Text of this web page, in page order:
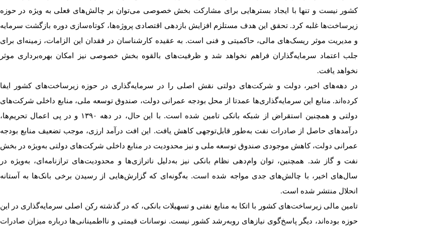
کشور نیست و تنها با ایجاد بسترهایی برای مشارکت بخش خصوصی می‌توان بر چالش‌های فعلی به ویژه در حوزه
زیرساخت‌ها غلبه کرد. تحقق این هدف مستلزم افزایش بازدهی اقتصادی پروژه‌ها، کوتاه‌سازی دوره بازگشت سرمایه
و مدیریت موثر ریسک‌های مالی، حاکمیتی و فنی است. به عقیده کارشناسان در فقدان این الزامات، زمینه‌ای برای
جلب اعتماد سرمایه‌گذاران فراهم نخواهد شد و ظرفیت‌های بالقوه بخش خصوصی نیز امکان بهره‌برداری موثر
نخواهد یافت.
در دهه‌های اخیر، دولت و شرکت‌های دولتی نقش اصلی را در سرمایه‌گذاری در حوزه زیرساخت‌های کشور ایفا
کرده‌اند. منابع این سرمایه‌گذاری‌ها عمدتا از محل بودجه عمرانی دولت، صندوق توسعه ملی، منابع داخلی شرکت‌های
دولتی و همچنین استقراض از شبکه بانکی تامین شده است. با این حال، در دهه
۱۳۹۰ و در پی اعمال تحریم‌ها،
درآمدهای حاصل از صادرات نفت به‌طور قابل‌توجهی کاهش یافت. این افت درآمد ارزی، موجب تضعیف منابع بودجه
عمرانی دولت، کاهش موجودی صندوق توسعه ملی و نیز محدودیت در منابع داخلی شرکت‌های دولتی به‌ویژه در بخش
نفت و گاز شد. همچنین، توان وام‌دهی نظام بانکی نیز به‌دلیل ناترازی‌ها و محدودیت‌های ترازنامه‌ای، به‌ویژه در
سال‌های اخیر، با چالش‌های جدی مواجه شده است. به‌گونه‌ای که گزارش‌هایی از رسیدن برخی بانک‌ها به آستانه
انحلال منتشر شده است.
تامین مالی زیرساخت‌های کشور با اتکا به منابع نفتی و تسهیلات بانکی، که در گذشته رکن اصلی سرمایه‌گذاری در این
حوزه بوده‌اند، دیگر پاسخ‌گوی نیازهای رو‌به‌رشد کشور نیست. نوسانات قیمتی و نااطمینانی‌ها درباره میزان صادرات